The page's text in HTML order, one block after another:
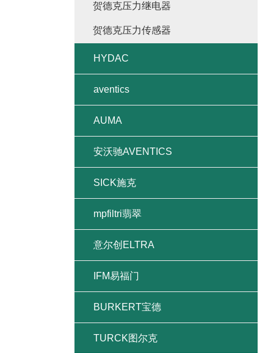
贺德克压力继电器
贺德克压力传感器
HYDAC
aventics
AUMA
安沃驰AVENTICS
SICK施克
mpfiltri翡翠
意尔创ELTRA
IFM易福门
BURKERT宝德
TURCK图尔克